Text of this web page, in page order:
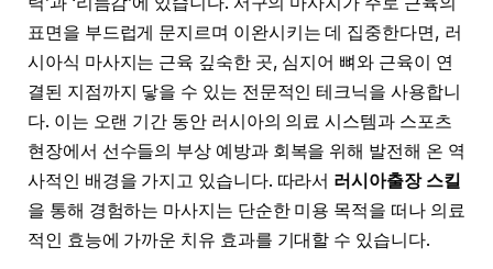
표면을 부드럽게 문지르며 이완시키는 데 집중한다면, 러
시아식 마사지는 근육 깊숙한 곳, 심지어 뼈와 근육이 연
결된 지점까지 닿을 수 있는 전문적인 테크닉을 사용합니
다. 이는 오랜 기간 동안 러시아의 의료 시스템과 스포츠
현장에서 선수들의 부상 예방과 회복을 위해 발전해 온 역
사적인 배경을 가지고 있습니다. 따라서 러시아출장 스킬
을 통해 경험하는 마사지는 단순한 미용 목적을 떠나 의료
적인 효능에 가까운 치유 효과를 기대할 수 있습니다.